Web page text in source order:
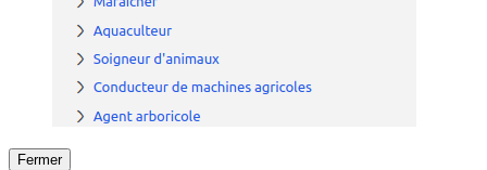
Fermer